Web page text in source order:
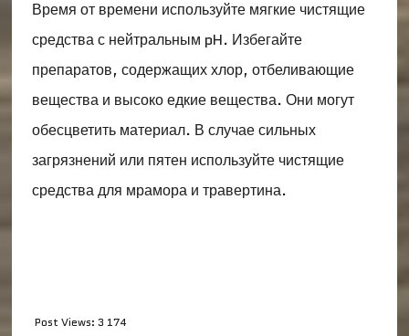
Время от времени используйте мягкие чистящие
средства с нейтральным pH. Избегайте
препаратов, содержащих хлор, отбеливающие
вещества и высоко едкие вещества. Они могут
обесцветить материал. В случае сильных
загрязнений или пятен используйте чистящие
средства для мрамора и травертина.
Post Views: 3 174